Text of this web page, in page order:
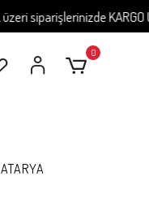
siparişlerinizde KARGO
0